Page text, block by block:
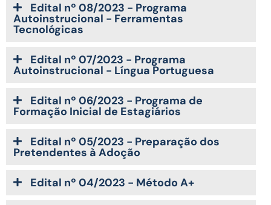
Edital nº 08/2023 - Programa
Autoinstrucional - Ferramentas
Tecnológicas
Edital nº 07/2023 - Programa
Autoinstrucional - Língua Portuguesa
Edital nº 06/2023 - Programa de
Formação Inicial de Estagiários
Edital nº 05/2023 - Preparação dos
Pretendentes à Adoção
Edital nº 04/2023 - Método A+